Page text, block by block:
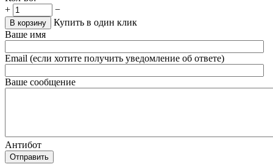
+
−
В корзину
Купить в один клик
Ваше имя
Email (если хотите получить уведомление об ответе)
Ваше сообщение
Антибот
Отправить